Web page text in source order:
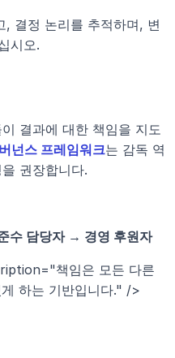
, 결정 논리를 추적하며, 변
시오.
결과에 대한 책임을 지도
넌스 프레임워크는 감독 역
권장합니다.
수 담당자 → 경영 후원자
책임은 모든 다른
하는 기반입니다." />